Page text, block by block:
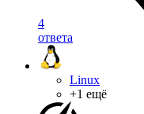
4
ответа
Linux
+1 ещё